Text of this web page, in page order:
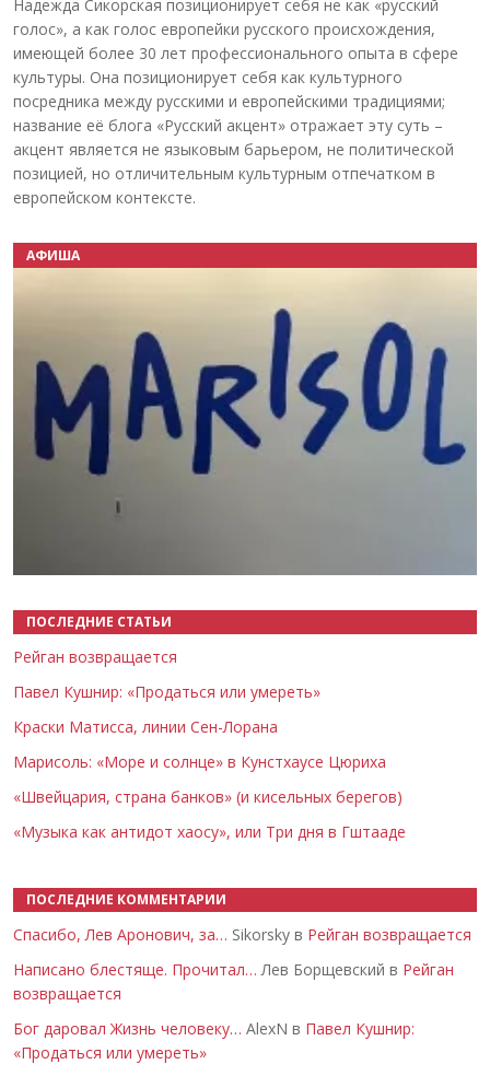
Надежда Сикорская позиционирует себя не как «русский
голос», а как голос европейки русского происхождения,
имеющей более 30 лет профессионального опыта в сфере
культуры. Она позиционирует себя как культурного
посредника между русскими и европейскими традициями;
название её блога «Русский акцент» отражает эту суть –
акцент является не языковым барьером, не политической
позицией, но отличительным культурным отпечатком в
европейском контексте.
АФИША
ПОСЛЕДНИЕ СТАТЬИ
Рейган возвращается
Павел Кушнир: «Продаться или умереть»
Краски Матисса, линии Сен-Лорана
Марисоль: «Море и солнце» в Кунстхаусе Цюриха
«Швейцария, страна банков» (и кисельных берегов)
«Музыка как антидот хаосу», или Три дня в Гштааде
ПОСЛЕДНИЕ КОММЕНТАРИИ
Спасибо, Лев Аронович, за… Sikorsky в Рейган возвращается
Написано блестяще. Прочитал… Лев Борщевский в Рейган
возвращается
Бог даровал Жизнь человеку… AlexN в Павел Кушнир:
«Продаться или умереть»